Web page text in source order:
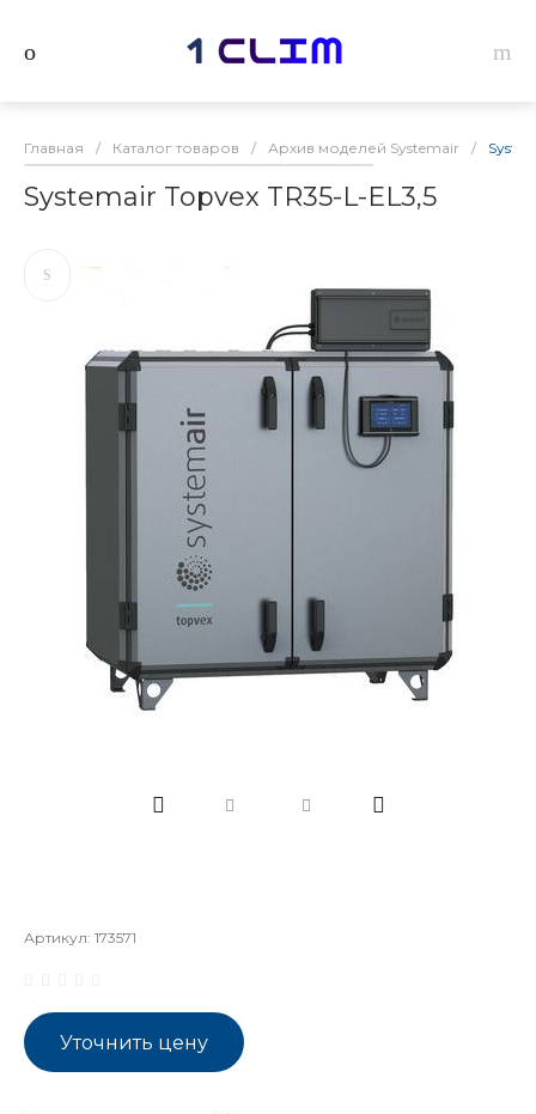
Главная / Каталог товаров / Архив моделей Systemair /
Systemair Topvex TR35-L-EL3,5
Артикул: 173571
Уточнить цену